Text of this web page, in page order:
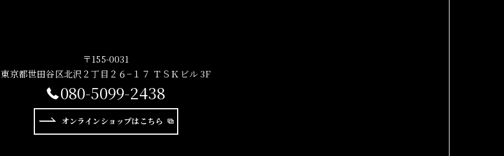
〒155-0031
東京都世田谷区北沢２丁目２６−１７ ＴＳＫビル 3F
080-5099-2438
オンラインショップはこちら